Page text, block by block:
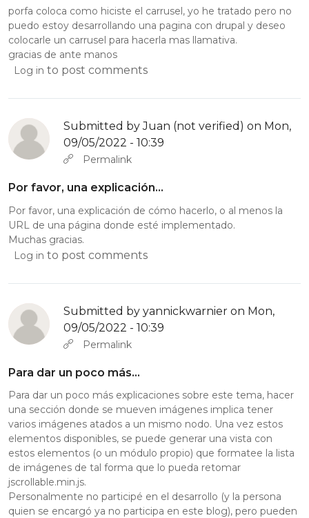
porfa coloca como hiciste el carrusel, yo he tratado pero no
puedo estoy desarrollando una pagina con drupal y deseo
colocarle un carrusel para hacerla mas llamativa.
gracias de ante manos
Log in to post comments
Submitted byJuan (not verified) on Mon,
09/05/2022 - 10:39
Permalink
Por favor, una explicación…
Por favor, una explicación de cómo hacerlo, o al menos la
URL de una página donde esté implementado.
Muchas gracias.
Log in to post comments
Submitted by yannickwarnier on Mon,
09/05/2022 - 10:39
Permalink
Para dar un poco más…
Para dar un poco más explicaciones sobre este tema, hacer
una sección donde se mueven imágenes implica tener
varios imágenes atados a un mismo nodo. Una vez estos
elementos disponibles, se puede generar una vista con
estos elementos (o un módulo propio) que formatee la lista
de imágenes de tal forma que lo pueda retomar
jscrollable.min.js.
Personalmente no participé en el desarrollo (y la persona
quien se encargó ya no participa en este blog), pero pueden